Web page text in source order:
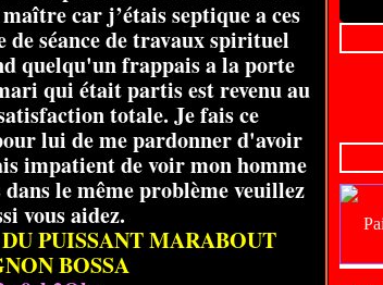
car j’étais septique a ces
de séance de travaux spirituel
quelqu'un frappais a la porte
qui était partis est revenu au
totale. Je fais ce
lui de me pardonner d'avoir
impatient de voir mon homme
le même problème veuillez
vous aidez.
PUISSANT MARABOUT
BOSSA